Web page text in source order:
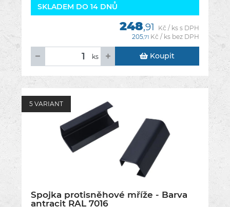
SKLADEM DO 14 DNŮ
248,91
Kč / ks s DPH
205,71 Kč / ks bez DPH
ks Koupit
5 VARIANT
Spojka protisněhové mříže - Barva
antracit RAL 7016